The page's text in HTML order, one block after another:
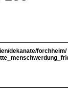
dekanate/forchheim/